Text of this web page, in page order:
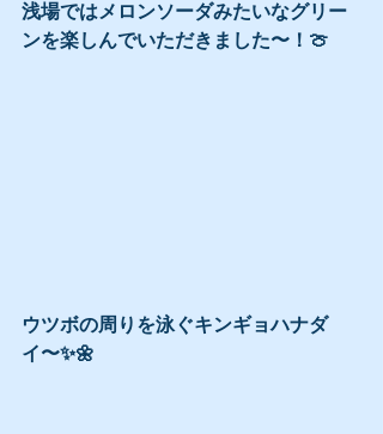
浅場ではメロンソーダみたいなグリー
ンを楽しんでいただきました〜！🍈
ウツボの周りを泳ぐキンギョハナダ
イ〜✨🌼